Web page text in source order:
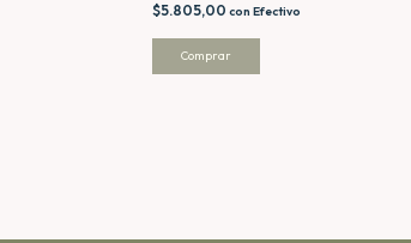
$5.805,00 con Efectivo